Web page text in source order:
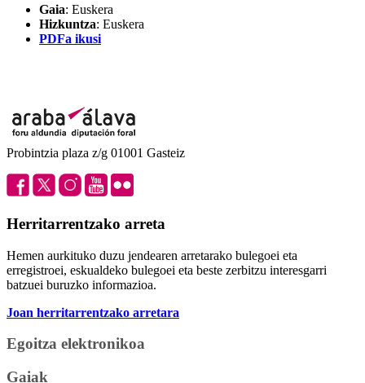
Gaia: Euskera
Hizkuntza: Euskera
PDFa ikusi
Probintzia plaza z/g 01001 Gasteiz
Herritarrentzako arreta
Hemen aurkituko duzu jendearen arretarako bulegoei eta
erregistroei, eskualdeko bulegoei eta beste zerbitzu interesgarri
batzuei buruzko informazioa.
Joan herritarrentzako arretara
Egoitza elektronikoa
Gaiak